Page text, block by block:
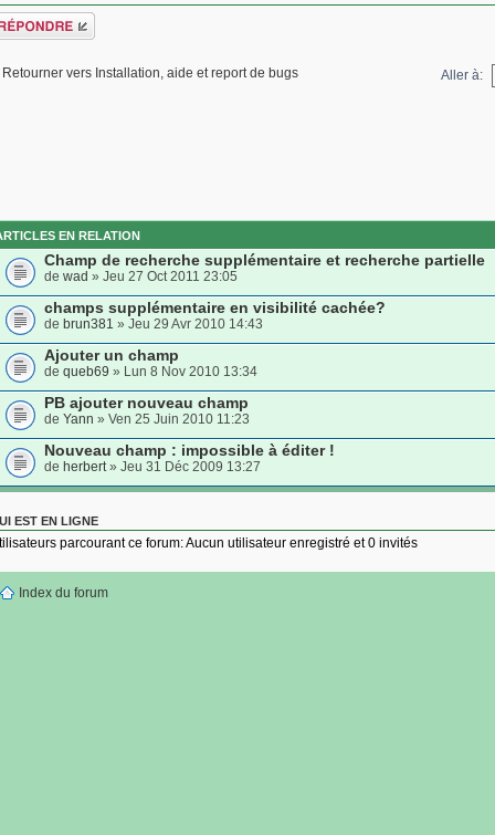
Retourner vers Installation, aide et report de bugs Aller à:
EN RELATION
Champ de recherche supplémentaire et recherche partielle
de wad » Jeu 27 Oct 2011 23:05
champs supplémentaire en visibilité cachée?
de brun381 » Jeu 29 Avr 2010 14:43
Ajouter un champ
de queb69 » Lun 8 Nov 2010 13:34
PB ajouter nouveau champ
de Yann » Ven 25 Juin 2010 11:23
Nouveau champ : impossible à éditer !
de herbert » Jeu 31 Déc 2009 13:27
EST EN LIGNE
parcourant ce forum: Aucun utilisateur enregistré et 0 invités
Index du forum